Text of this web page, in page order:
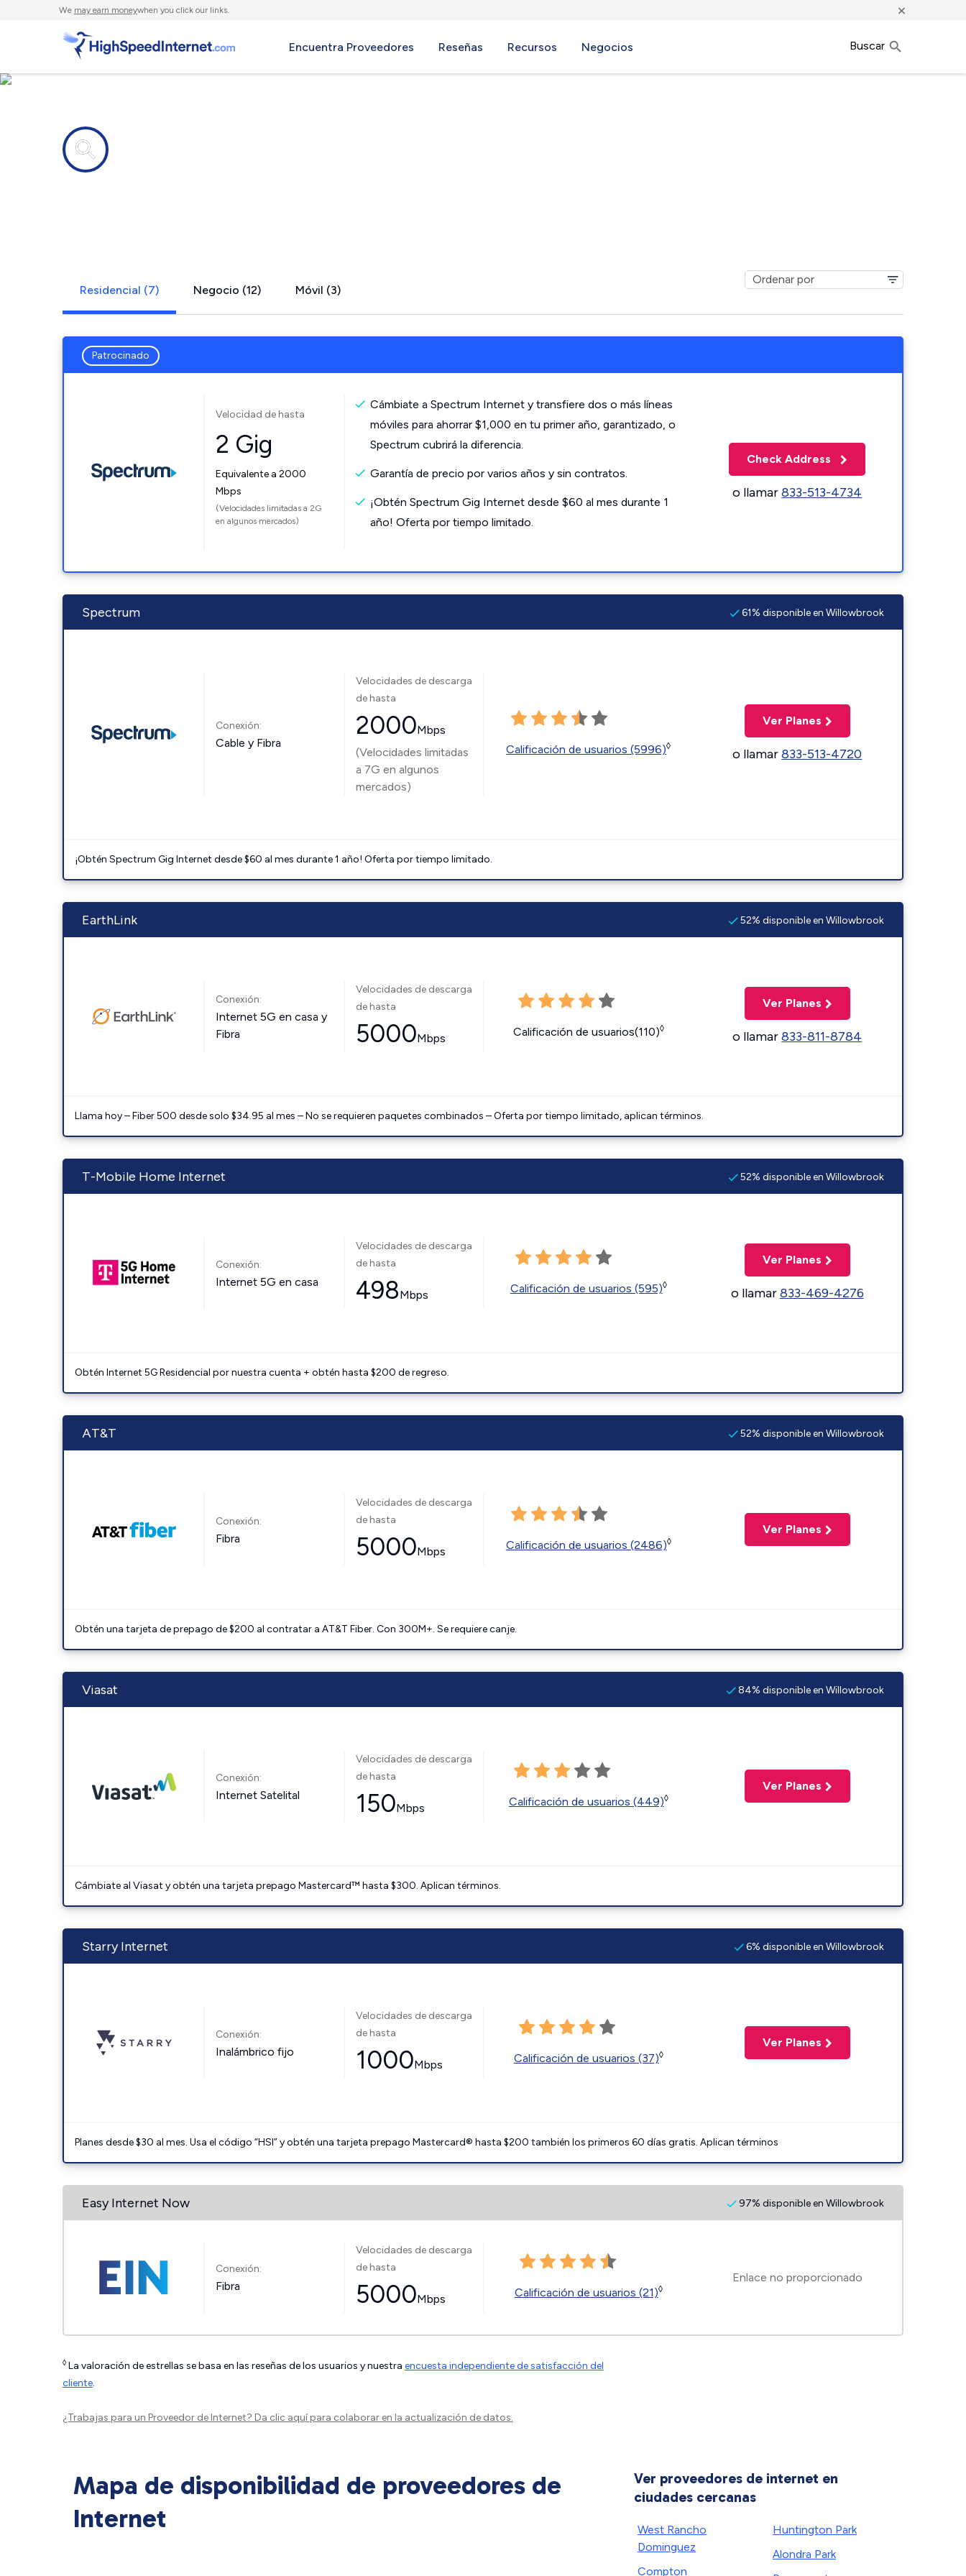
We may earn moneywhen you click our links. ×
Encuentra Proveedores Reseñas Recursos Negocios Buscar
Residencial (7) Negocio (12) Móvil (3)
Patrocinado
Velocidad de hasta
2 Gig
Equivalente a 2000
Mbps
(Velocidades limitadas a 2G
en algunos mercados)
Cámbiate a Spectrum Internet y transfiere dos o más líneas
móviles para ahorrar $1,000 en tu primer año, garantizado, o
Spectrum cubrirá la diferencia.
Garantía de precio por varios años y sin contratos.
¡Obtén Spectrum Gig Internet desde $60 al mes durante 1
año! Oferta por tiempo limitado.
Check Address
o llamar833-513-4734
Spectrum 61% disponible en Willowbrook
Conexión:
Cable y Fibra
Velocidades de descarga
de hasta
2000Mbps
(Velocidades limitadas
a 7G en algunos
mercados)
Calificación de usuarios (5996)◊
Ver Planes
o llamar833-513-4720
¡Obtén Spectrum Gig Internet desde $60 al mes durante 1 año! Oferta por tiempo limitado.
EarthLink 52% disponible en Willowbrook
Conexión:
Internet 5G en casa y
Fibra
Velocidades de descarga
de hasta
5000Mbps Calificación de usuarios(110)◊
Ver Planes
o llamar833-811-8784
Llama hoy – Fiber 500 desde solo $34.95 al mes – No se requieren paquetes combinados – Oferta por tiempo limitado, aplican términos.
T-Mobile Home Internet 52% disponible en Willowbrook
Conexión:
Internet 5G en casa
Velocidades de descarga
de hasta
498Mbps Calificación de usuarios (595)◊
Ver Planes
o llamar833-469-4276
Obtén Internet 5G Residencial por nuestra cuenta + obtén hasta $200 de regreso.
AT&T 52% disponible en Willowbrook
Conexión:
Fibra
Velocidades de descarga
de hasta
5000Mbps Calificación de usuarios (2486)◊
Ver Planes
Obtén una tarjeta de prepago de $200 al contratar a AT&T Fiber. Con 300M+. Se requiere canje.
Viasat 84% disponible en Willowbrook
Conexión:
Internet Satelital
Velocidades de descarga
de hasta
150Mbps Calificación de usuarios (449)◊
Ver Planes
Cámbiate al Viasat y obtén una tarjeta prepago Mastercard™ hasta $300. Aplican términos.
Starry Internet 6% disponible en Willowbrook
Conexión:
Inalámbrico fijo
Velocidades de descarga
de hasta
1000Mbps Calificación de usuarios (37)◊
Ver Planes
Planes desde $30 al mes. Usa el código “HSI” y obtén una tarjeta prepago Mastercard® hasta $200 también los primeros 60 días gratis. Aplican términos
Easy Internet Now 97% disponible en Willowbrook
Conexión:
Fibra
Velocidades de descarga
de hasta
5000Mbps Calificación de usuarios (21)◊
Enlace no proporcionado
◊ La valoración de estrellas se basa en las reseñas de los usuarios y nuestra encuesta independiente de satisfacción del
cliente.
¿Trabajas para un Proveedor de Internet? Da clic aquípara colaborar en la actualización de datos.
Mapa de disponibilidad de proveedores de
Internet
Ver proveedores de internet en
ciudades cercanas
West Rancho
Dominguez
Compton
Huntington Park
Alondra Park